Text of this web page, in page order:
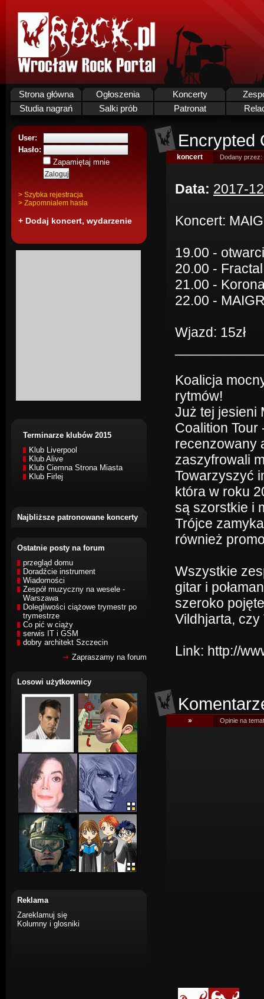
Strona główna Ogłoszenia Koncerty
Studia nagrań
Salki prób Patronat
User:
Hasło:
Zapamiętaj mnie
> Szybka rejestracja
> Zapomnialem hasla
+ Dodaj koncert, wydarzenie
Terminarze klubów 2015
Klub Liverpool
Klub Alive
Klub Ciemna Strona Miasta
Klub Firlej
Najbliższe patronowane koncerty
Ostatnie posty na forum
przegląd domu
Doradźcie instrument
Wiadomości
Zespół muzyczny na wesele -
Warszawa
Dolegliwości ciążowe trymestr po
trymestrze
Co pić w ciąży
serwis IT i GSM
dobry architekt Szczecin
Zapraszamy na forum
Losowi użytkownicy
Reklama
Zareklamuj się
Kolumny i glosniki
Encrypted
koncert Dodany przez:
Data: 2017-
Koncert:
19.00 -
20.00 - Fractal
21.00 -
22.00 -
Wjazd: 15zł
Koalicja
rytmów!
Już tej jesieni
Coalition
recenzowany
zaszyfrowali
Towarzyszyć
która w roku
są szorstkie i
Trójce
również
Wszystkie
gitar i
szeroko
Vildhjarta, czy
Link: http://
» Opinie na